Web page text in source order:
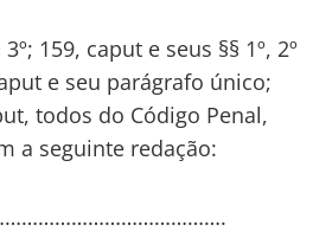
159, caput e seus §§ 1º, 2º
e seu parágrafo único;
todos do Código Penal,
a seguinte redação: